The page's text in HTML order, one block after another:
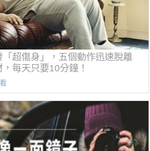
「超傷身」，五個動作迅速脫離
，每天只要10分鐘！